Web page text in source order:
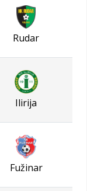
Rudar
Ilirija
Fužinar